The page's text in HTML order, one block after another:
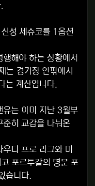
성 세슈코를 1옵션
해야 하는 상황에서
는 경기장 안팎에서
는 계산입니다.
유는 이미 지난 3월부
준히 교감을 나눠온
디 프로 리그와 미
포르투갈의 명문 포
습니다.